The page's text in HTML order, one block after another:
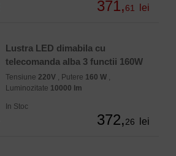
371,61 lei
Lustra LED dimabila cu
telecomanda alba 3 functii 160W
Tensiune 220V , Putere 160 W ,
Luminozitate 10000 lm
In Stoc
372,26 lei